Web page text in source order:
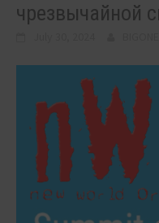
чрезвычайной